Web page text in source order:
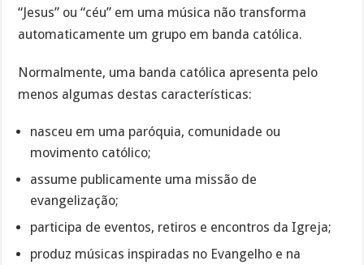
“Jesus” ou “céu” em uma música não transforma
automaticamente um grupo em banda católica.
Normalmente, uma banda católica apresenta pelo
menos algumas destas características:
nasceu em uma paróquia, comunidade ou
movimento católico;
assume publicamente uma missão de
evangelização;
participa de eventos, retiros e encontros da Igreja;
produz músicas inspiradas no Evangelho e na